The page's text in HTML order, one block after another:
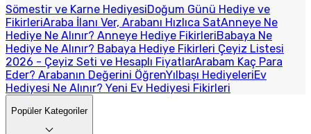
Sömestir ve Karne HediyesiDoğum Günü Hediye ve
FikirleriAraba İlanı Ver, Arabanı Hızlıca SatAnneye Ne
Hediye Ne Alınır? Anneye Hediye FikirleriBabaya Ne
Hediye Ne Alınır? Babaya Hediye Fikirleri Çeyiz Listesi
2026 - Çeyiz Seti ve Hesaplı FiyatlarArabam Kaç Para
Eder? Arabanın Değerini ÖğrenYılbaşı HediyeleriEv
Hediyesi Ne Alınır? Yeni Ev Hediyesi Fikirleri
Popüler Kategoriler